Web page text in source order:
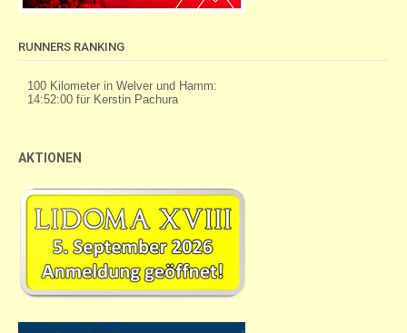
RUNNERS RANKING
AKTIONEN